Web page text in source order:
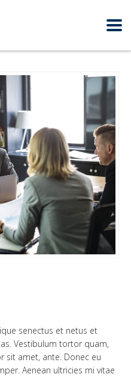
senectus et netus et
Vestibulum tortor quam,
sit amet, ante. Donec eu
Aenean ultricies mi vitae